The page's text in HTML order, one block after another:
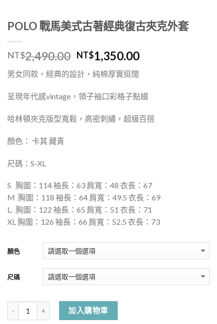
POLO 戰馬美式古著經典復古夾克外套
NT$2,490.00 NT$1,350.00
男女同款，經典的設計，純棉厚實挺闊
呈現年代感vintage， 領子袖口彩格子點綴
哈林頓夾克版型寬鬆，高密刺繡，超級百搭
顏色： 卡其 藏青
尺碼： S-XL
S 胸圍： 114袖長： 63 肩寬：48 衣長：67
M 胸圍：118 袖長：64 肩寬：49.5 衣長：69
L. 胸圍：122 袖長：65 肩寬：51 衣長：71
XL 胸圍：126 袖長：66 肩寬：52.5 衣長：73
顏色
尺碼
加入購物車